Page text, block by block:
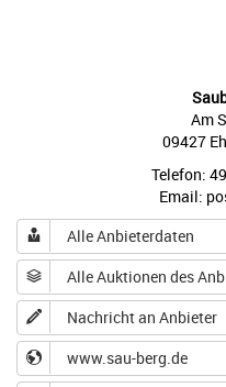
Am
09427
Telefon:
Email:
Alle Anbieterdaten
Alle Auktionen des
Nachricht an Anbieter
www.sau-berg.de